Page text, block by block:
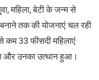
महिला, बेटी के जन्म से
तक की योजनाएं चल रही
कम 33 फीसदी महिलाएं
और उनका उत्थान हुआ।